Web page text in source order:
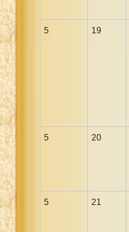
5 19
5 20
5 21